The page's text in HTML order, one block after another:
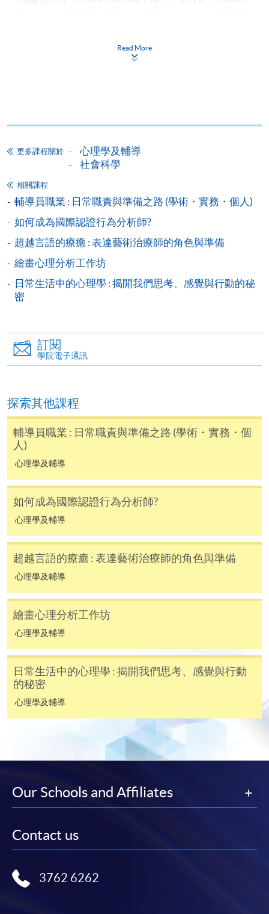
申請人於開課時未滿18歲​，
法上課。
備註
學費及學額不得轉讓他人。一經取錄，學生不得用
已付的學費和已取得的學額轉讀其他課程，惟學院
生須要付港幣120元手續費。
學院在收妥費用後，會向申請人發出付款收據，惟
郵寄付款收據如若遺失，學院概不負責。
付款收據只發一次。申請額外付款證明的收費為每
程完結後寄出。
Summer School 網頁
Read More
更多課程關於
心理學及輔導
社會科學
相關課程
輔導員職業 : 日常職責與準備之路 (學術・實務・個人)
如何成為國際認證行為分析師?
超越言語的療癒 : 表達藝術治療師的角色與準備
繪畫心理分析工作坊
日常生活中的心理學 : 揭開我們思考、感覺與行動的秘
密
訂閱
學院電子通訊
探索其他課程
輔導員職業 : 日常職責與準備之路 (學術・實務・個
人)
心理學及輔導
如何成為國際認證行為分析師?
心理學及輔導
超越言語的療癒 : 表達藝術治療師的角色與準備
心理學及輔導
繪畫心理分析工作坊
心理學及輔導
日常生活中的心理學 : 揭開我們思考、感覺與行動
的秘密
心理學及輔導
Our Schools and Affiliates
Contact us
3762 6262